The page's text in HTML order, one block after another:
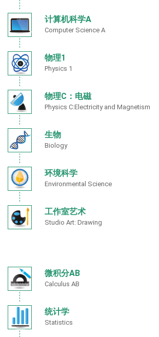
计算机科学A
Computer Science A
物理1
Physics 1
物理C：电磁
Physics C:Electricity and Magnetism
生物
Biology
环境科学
Environmental Science
工作室艺术
Studio Art: Drawing
微积分AB
Calculus AB
统计学
Statistics